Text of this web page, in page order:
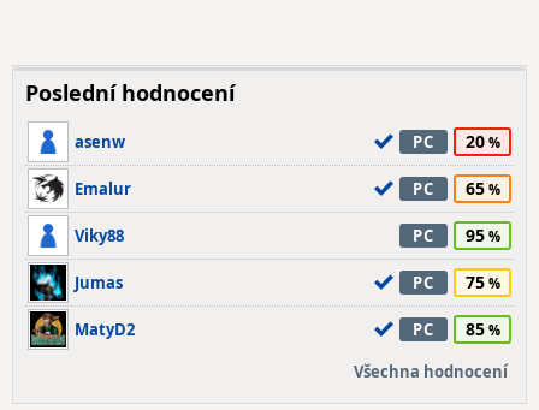
Poslední hodnocení
asenw PC 20
Emalur PC 65
Viky88 PC 95
Jumas PC 75
MatyD2 PC 85
Všechna hodnocení